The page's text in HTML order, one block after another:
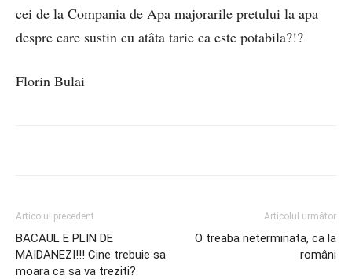
cei de la Compania de Apa majorarile pretului la apa
despre care sustin cu atâta tarie ca este potabila?!?
Florin Bulai
Articolul precedent
BACAUL E PLIN DE
MAIDANEZI!!! Cine trebuie sa
moara ca sa va treziti?
Articolul următor
O treaba neterminata, ca la
români